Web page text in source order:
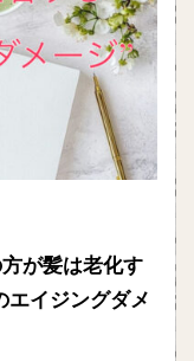
が髪は老化す
エイジングダメ